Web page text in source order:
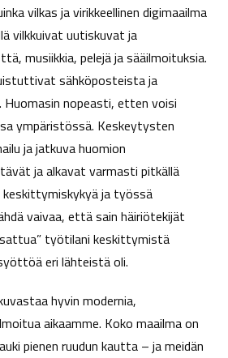
vilkas ja virikkeellinen digimaailma
vilkkuivat uutiskuvat ja
musiikkia, pelejä ja sääilmoituksia.
sähköposteista ja
Huomasin nopeasti, etten voisi
ympäristössä. Keskeytysten
ja jatkuva huomion
ja alkavat varmasti pitkällä
keskittymiskykyä ja työssä
vaivaa, että sain häiriötekijät
työtilani keskittymistä
eri lähteistä oli.
hyvin modernia,
aikaamme. Koko maailma on
pienen ruudun kautta – ja meidän